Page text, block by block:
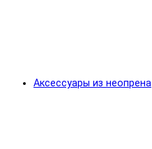
Аксессуары из неопрена